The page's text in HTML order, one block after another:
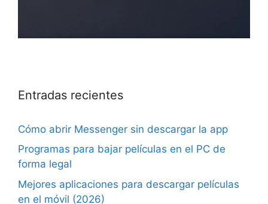
Entradas recientes
Cómo abrir Messenger sin descargar la app
Programas para bajar películas en el PC de
forma legal
Mejores aplicaciones para descargar películas
en el móvil (2026)